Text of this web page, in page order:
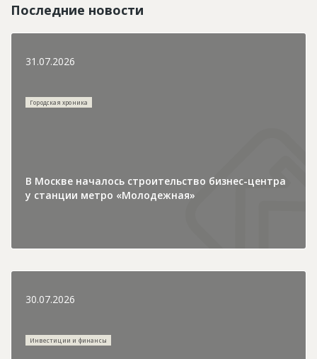
Последние новости
31.07.2026
Городская хроника
В Москве началось строительство бизнес-центра
у станции метро «Молодежная»
30.07.2026
Инвестиции и финансы